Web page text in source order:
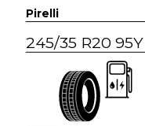
Pirelli
245/35 R20 95Y